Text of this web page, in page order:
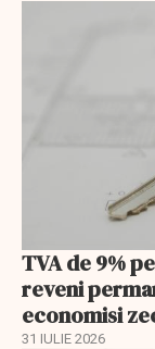
TVA de 9%
reveni
economisi
31 IULIE 2026